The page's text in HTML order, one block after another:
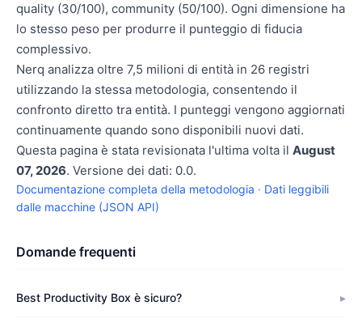
quality (30/100), community (50/100). Ogni dimensione ha
lo stesso peso per produrre il punteggio di fiducia
complessivo.
Nerq analizza oltre 7,5 milioni di entità in 26 registri
utilizzando la stessa metodologia, consentendo il
confronto diretto tra entità. I punteggi vengono aggiornati
continuamente quando sono disponibili nuovi dati.
Questa pagina è stata revisionata l'ultima volta il August
07, 2026. Versione dei dati: 0.0.
Documentazione completa della metodologia · Dati leggibili
dalle macchine (JSON API)
Domande frequenti
Best Productivity Box è sicuro?